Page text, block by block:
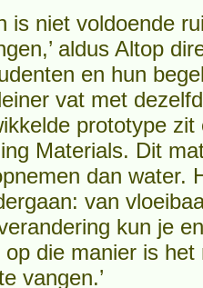
is niet voldoende
aldus Altop
en hun
vat met
prototype
Materials. Dit
dan water.
van
kun je
die manier is
vangen.’